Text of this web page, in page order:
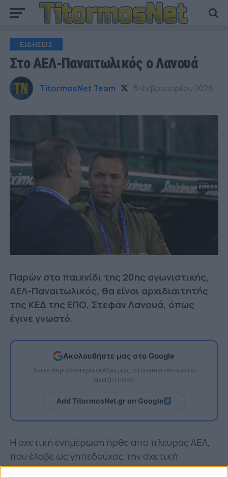
ΕΙΔΗΣΕΙΣ
Στο ΑΕΛ-Παναιτωλικός ο Λανουά
TitormosNet Team 5 Φεβρουαρίου 2026
Παρών στο παιχνίδι της 20ης αγωνιστικής,
ΑΕΛ-Παναιτωλικός, θα είναι αρχιδιαιτητής
της ΚΕΔ της ΕΠΟ, Στεφάν Λανουά, όπως
έγινε γνωστό.
Ακολουθήστε μας στο Google
Δείτε περισσότερα άρθρα μας στα αποτελέσματα
αναζήτησης
Add TitormosNet.gr on Google
Η σχετική ενημέρωση ήρθε από πλευράς ΑΕΛ,
που έλαβε ως γηπεδούχος την σχετική
επιστολή.